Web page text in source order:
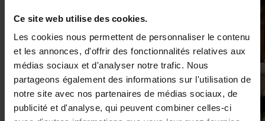
Ce site web utilise des cookies.
Les cookies nous permettent de personnaliser le contenu
et les annonces, d'offrir des fonctionnalités relatives aux
médias sociaux et d'analyser notre trafic. Nous
partageons également des informations sur l'utilisation de
notre site avec nos partenaires de médias sociaux, de
publicité et d'analyse, qui peuvent combiner celles-ci